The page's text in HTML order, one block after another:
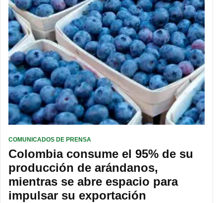
COMUNICADOS DE PRENSA
Colombia consume el 95% de su
producción de arándanos,
mientras se abre espacio para
impulsar su exportación